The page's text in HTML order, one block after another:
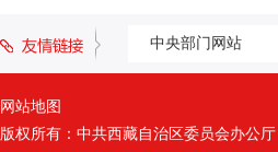
中央部门网站
网站地图
版权所有：中共西藏自治区委员会办公厅